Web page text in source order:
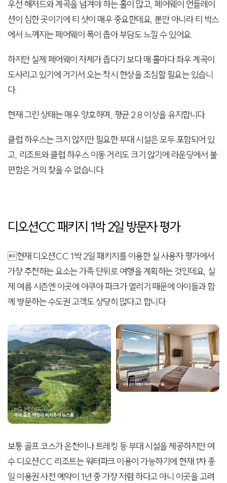
우선 해저드와 계곡을 넘겨야 하는 홀이 많고, 페어웨이 언들레이
션이 심한 곳이기에 티 샷이 매우 중요한데요, 뿐만 아니라 티 박스
에서 느껴지는 페어웨이 폭이 좁아 부담도 느낄 수 있어요.
하지만 실제 페어웨이 자체가 좁다기 보다 매 홀마다 좌우 계곡이
도사리고 있기에 거기서 오는 착시 현상을 조심할 필요는 있습니
다.
현재 그린 상태는 매우 양호하며, 평균 2.8 이상을 유지합니다.
클럽 하우스는 크지 않지만 필요한 부대 시설은 모두 포함되어 있
고, 리조트와 클럽 하우스 이동 거리도 크기 않기에 라운딩에서 불
편함은 거의 찾을 수 없습니다.
디오션CC 패키지 1박 2일 방문자 평가
현재 디오션CC 1박 2일 패키지를 이용한 실 사용자 평가에서
가장 추천하는 요소는 가족 단위로 여행을 계획하는 것인데요, 실
제 여름 시즌엔 이곳에 아쿠아 파크가 열리기 때문에 아이들과 함
께 방문하는 수도권 고객도 상당히 많다고 합니다.
보통 골프 코스가 온천이나 트레킹 등 부대 시설을 제공하지만 여
수 디오션CC 리조트는 워터파크 이용이 가능하기에 현재 1차 종
일 이용권 사전 예약이 1년 중 가장 저렴 하다고 아니 이곳을 고려